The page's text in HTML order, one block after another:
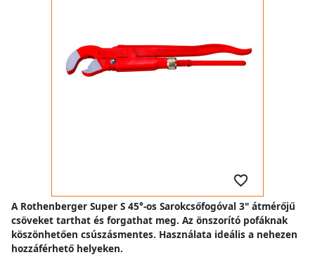
A Rothenberger Super S 45°-os Sarokcsőfogóval 3" átmérőjű
csöveket tarthat és forgathat meg. Az önszorító pofáknak
köszönhetően csúszásmentes. Használata ideális a nehezen
hozzáférhető helyeken.